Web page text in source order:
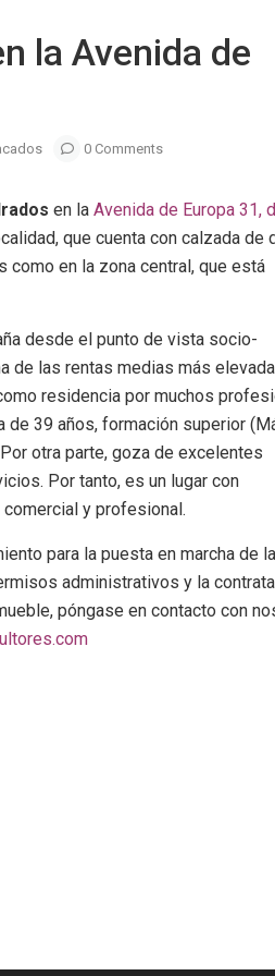
la Avenida de
0 Comments
en la Avenida de Europa 31,
que cuenta con calzada de
en la zona central, que está
desde el punto de vista socio-
de las rentas medias más
residencia por muchos
de 39 años, formación superior
otra parte, goza de excelentes
Por tanto, es un lugar con
y profesional.
para la puesta en marcha de la
administrativos y la
póngase en contacto con